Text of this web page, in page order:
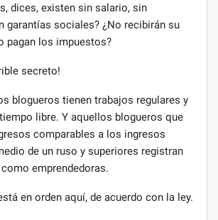
dices, existen sin salario, sin
garantías sociales? ¿No recibirán su
pagan los impuestos?
secreto!
blogueros tienen trabajos regulares y
libre. Y aquellos blogueros que
comparables a los ingresos
de un ruso y superiores registran
emprendedoras.
en orden aquí, de acuerdo con la ley.